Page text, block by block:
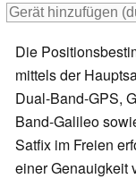
Die
mittels der
Dual-Band-GPS,
Band-Galileo
Satfix im Freien
einer Genauigkeit